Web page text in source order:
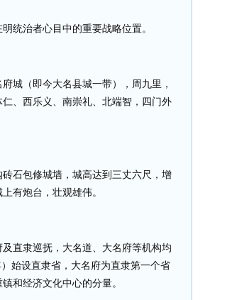
统治者心目中的重要战略位置。
城（即今大名县城一带），周九里，
、西乐义、南崇礼、北端智，四门外
石包修城墙，城高达到三丈六尺，增
有炮台，壮观雄伟。
直隶巡抚，大名道、大名府等机构均
始设直隶省，大名府为直隶第一个省
和经济文化中心的分量。